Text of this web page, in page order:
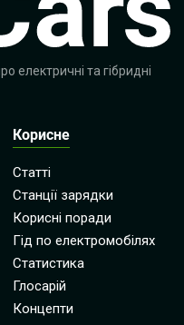
електричні та гібридні
Корисне
Статті
Станції зарядки
Корисні поради
Гід по електромобілях
Статистика
Глосарій
Концепти